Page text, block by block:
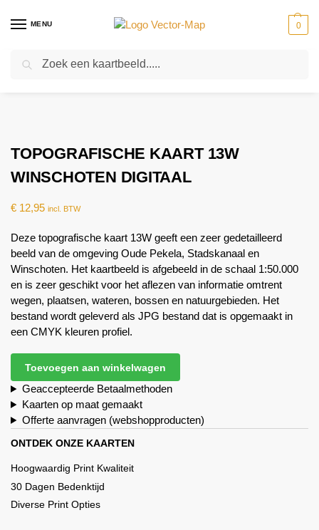
MENU 0
Home - Kaarten - Topografische kaarten
TOPOGRAFISCHE KAART 13W
WINSCHOTEN DIGITAAL
€ 12,95 incl. BTW
Deze topografische kaart 13W geeft een zeer gedetailleerd
beeld van de omgeving Oude Pekela, Stadskanaal en
Winschoten. Het kaartbeeld is afgebeeld in de schaal 1:50.000
en is zeer geschikt voor het aflezen van informatie omtrent
wegen, plaatsen, wateren, bossen en natuurgebieden. Het
bestand wordt geleverd als JPG bestand dat is opgemaakt in
een CMYK kleuren profiel.
Toevoegen aan winkelwagen
Geaccepteerde Betaalmethoden
Kaarten op maat gemaakt
Offerte aanvragen (webshopproducten)
ONTDEK ONZE KAARTEN
Hoogwaardig Print Kwaliteit
30 Dagen Bedenktijd
Diverse Print Opties